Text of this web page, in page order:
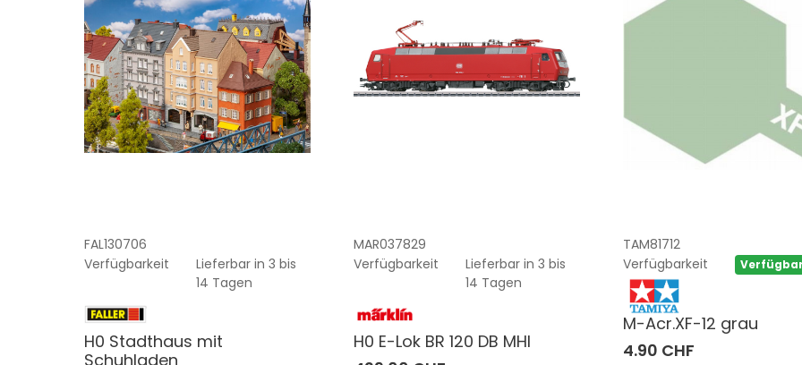
FAL130706
Verfügbarkeit
Lieferbar in 3 bis
14 Tagen
H0 Stadthaus mit
Schuhladen
MAR037829
Verfügbarkeit
Lieferbar in 3 bis
14 Tagen
H0 E-Lok BR 120 DB MHI
TAM81712
Verfügbarkeit
Verfügbar
M-Acr.XF-12 grau
4.90 CHF